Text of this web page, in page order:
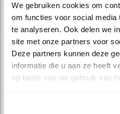
We gebruiken cookies om
om functies voor social
te analyseren. Ook delen we
site met onze partners voor
Deze partners kunnen deze
informatie die u aan ze heeft
op basis van uw gebruik van
Tip
Hollandse natuur: